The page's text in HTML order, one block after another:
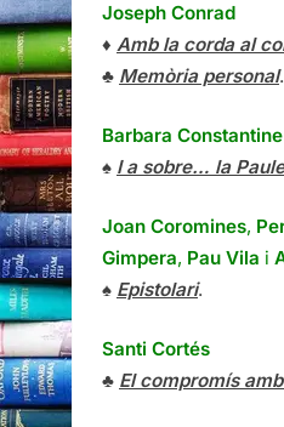
Joseph Conrad
♦ Amb la corda al
♣ Memòria personal.
Barbara Constantine
♠ I a sobre… la
Joan Coromines,
Gimpera, Pau Vila i
♠ Epistolari.
Santi Cortés
♣ El compromís